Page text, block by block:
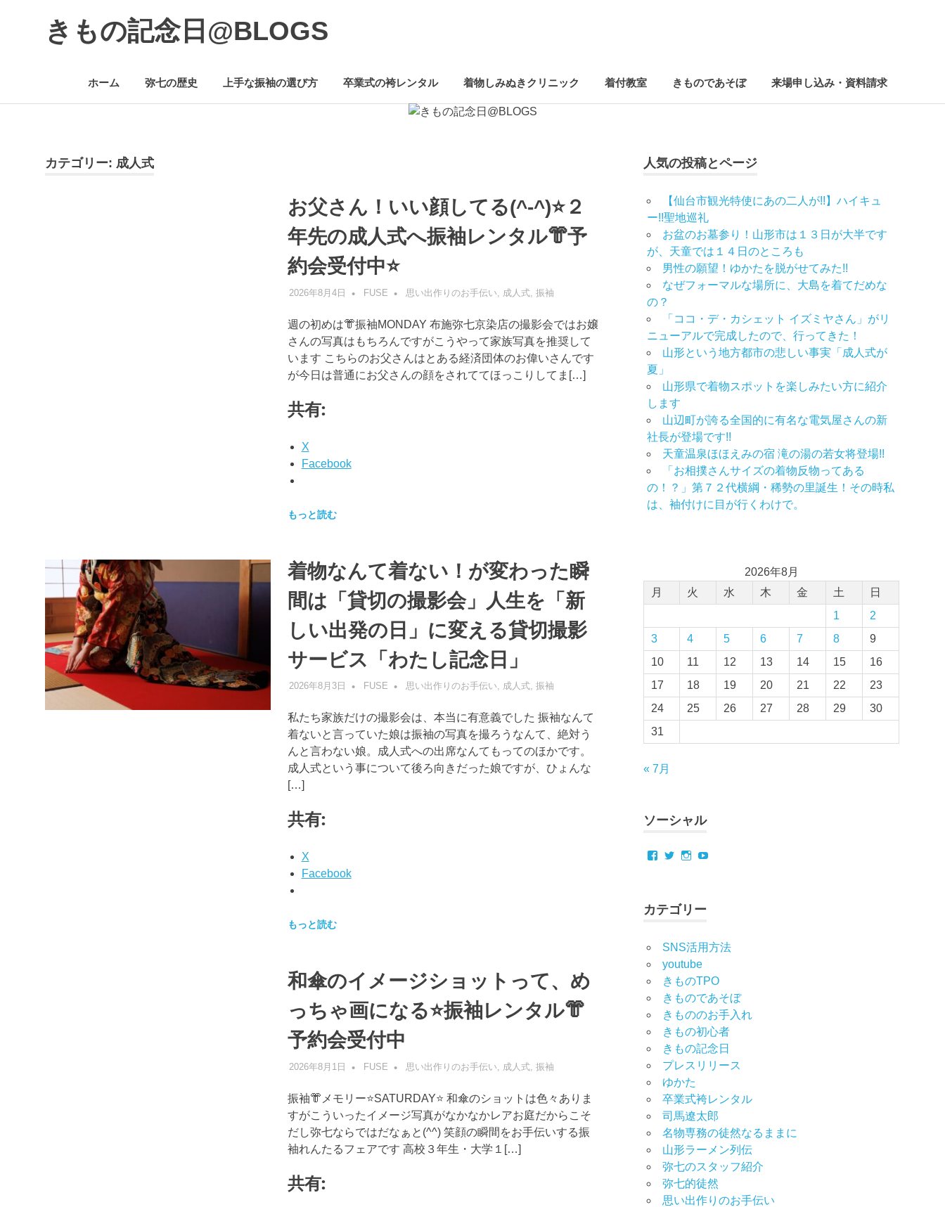
きもの記念日@BLOGS
心
楽
ホーム 弥七の歴史 上手な振袖の選び方 卒業式の袴レンタル 着物しみぬきクリニック 着付教室 きものであそぼ 来場申し込み・資料請求
カテゴリー: 成人式
お父さん！いい顔してる(^-^)⭐️２
年先の成人式へ振袖レンタル👘予
約会受付中⭐️
2026年8月4日 FUSE 思い出作りのお手伝い 成人式 ,振袖
週の初めは👘振袖MONDAY 布施弥七京染店の撮影会ではお嬢
さんの写真はもちろんですがこうやって家族写真を推奨して
います こちらのお父さんはとある経済団体のお偉いさんです
が今日は普通にお父さんの顔をされててほっこりしてま[…]
共有:
X
Facebook
もっと読む
着物なんて着ない！が変わった瞬
間は「貸切の撮影会」人生を「新
しい出発の日」に変える貸切撮影
サービス「わたし記念日」
2026年8月3日 FUSE 思い出作りのお手伝い, 成人式,振袖
私たち家族だけの撮影会は、本当に有意義でした 振袖なんて
着ないと言っていた娘は振袖の写真を撮ろうなんて、絶対う
んと言わない娘。成人式への出席なんてもってのほかです。
成人式という事について後ろ向きだった娘ですが、ひょんな
[…]
共有:
X
Facebook
もっと読む
和傘のイメージショットって、め
っちゃ画になる⭐️振袖レンタル👘
予約会受付中
2026年8月1日 FUSE 思い出作りのお手伝い 成人式 ,振袖
振袖👘メモリー⭐️SATURDAY⭐️ 和傘のショットは色々ありま
すがこういったイメージ写真がなかなかレアお庭だからこそ
だし弥七ならではだなぁと(^^) 笑顔の瞬間をお手伝いする振
袖れんたるフェアです 高校３年生・大学１[…]
共有:
人気の投稿とページ
【仙台市観光特使にあの二人が!!】ハイキュ
ー!!聖地巡礼
お盆のお墓参り！山形市は１３日が大半です
が、天童では１４日のところも
男性の願望！ゆかたを脱がせてみた!!
なぜフォーマルな場所に、大島を着てだめな
の？
「ココ・デ・カシェット イズミヤさん」がリ
ニューアルで完成したので、行ってきた！
山形という地方都市の悲しい事実「成人式が
夏」
山形県で着物スポットを楽しみたい方に紹介
します
山辺町が誇る全国的に有名な電気屋さんの新
社長が登場です!!
天童温泉ほほえみの宿 滝の湯の若女将登場!!
「お相撲さんサイズの着物反物ってある
の！？」第７２代横綱・稀勢の里誕生！その時私
は、袖付けに目が行くわけで。
2026年8月
月
火 水 木 金 土
日
1
2
3
4 5 6 7 8
9
10
11 12 13 14 15
16
17
18 19 20 21 22
23
24
25 26 27 28 29
30
31
« 7月
ソーシャル
Facebook
TwitterInstagram
カテゴリー
SNS活用方法
youtube
きものTPO
きものであそぼ
きもののお手入れ
きもの初心者
きもの記念日
プレスリリース
ゆかた
卒業式袴レンタル
司馬遼太郎
名物専務の徒然なるままに
山形ラーメン列伝
弥七のスタッフ紹介
弥七的徒然
思い出作りのお手伝い